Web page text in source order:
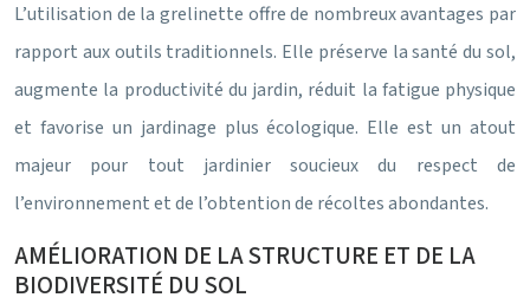
L’utilisation de la grelinette offre de nombreux avantages par
rapport aux outils traditionnels. Elle préserve la santé du sol,
augmente la productivité du jardin, réduit la fatigue physique
et favorise un jardinage plus écologique. Elle est un atout
majeur pour tout jardinier soucieux du respect de
l’environnement et de l’obtention de récoltes abondantes.
AMÉLIORATION DE LA STRUCTURE ET DE LA
BIODIVERSITÉ DU SOL